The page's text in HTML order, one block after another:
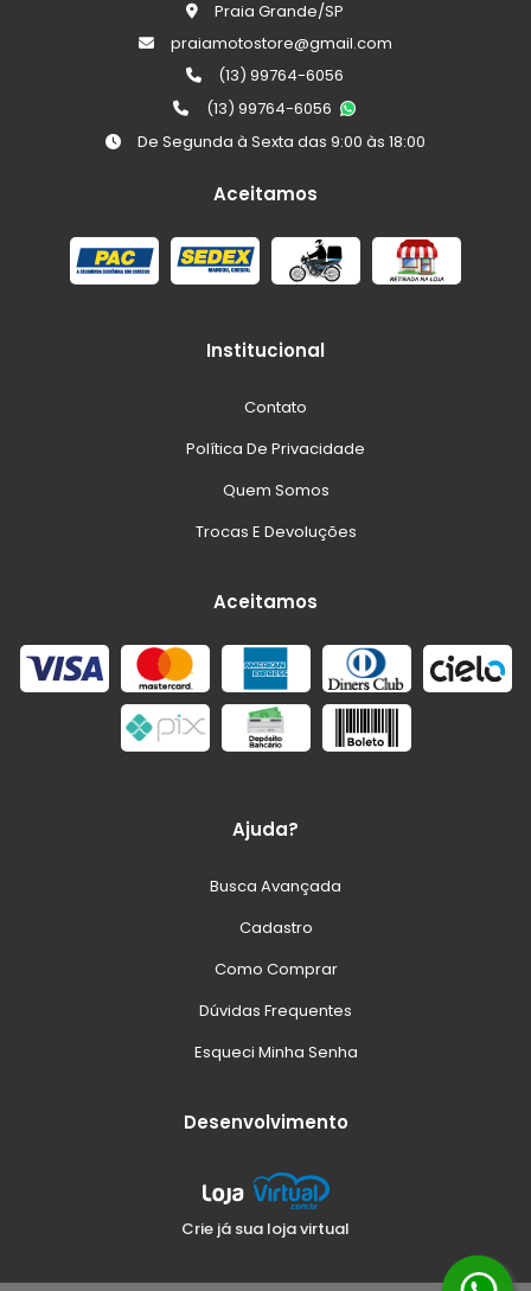
Praia Grande/SP
praiamotostore@gmail.com
(13) 99764-6056
(13) 99764-6056
De Segunda à Sexta das 9:00 às 18:00
Aceitamos
Institucional
Contato
Política De Privacidade
Quem Somos
Trocas E Devoluções
Aceitamos
Ajuda?
Busca Avançada
Cadastro
Como Comprar
Dúvidas Frequentes
Esqueci Minha Senha
Desenvolvimento
Crie já sua loja virtual